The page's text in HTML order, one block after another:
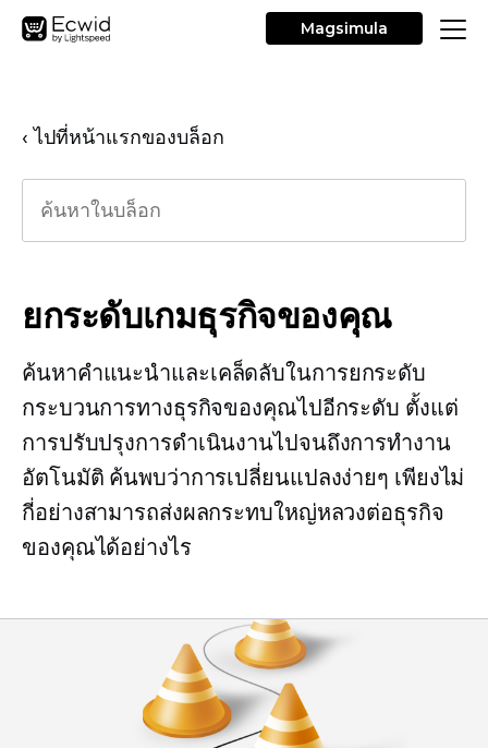
Magsimula
‹ ไปที่หน้าแรกของบล็อก
ยกระดับเกมธุรกิจของคุณ
ค้นหาคำแนะนำและเคล็ดลับในการยกระดับ
กระบวนการทางธุรกิจของคุณไปอีกระดับ ตั้งแต่
การปรับปรุงการดำเนินงานไปจนถึงการทำงาน
อัตโนมัติ ค้นพบว่าการเปลี่ยนแปลงง่ายๆ เพียงไม่
กี่อย่างสามารถส่งผลกระทบใหญ่หลวงต่อธุรกิจ
ของคุณได้อย่างไร